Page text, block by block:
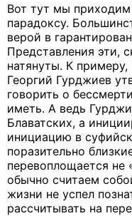
Вот тут мы
парадоксу.
верой в
Представления эти,
натянуты. К
Георгий Гурджиев
говорить о
иметь. А ведь
Блаватских, а
инициацию в
поразительно
перевоплощается
обычно считаем
жизни не успел
рассчитывать на